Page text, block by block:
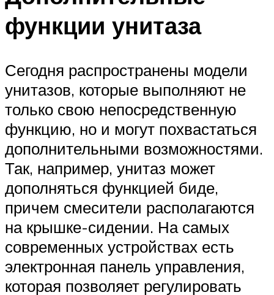
функции унитаза
Сегодня распространены модели
унитазов, которые выполняют не
только свою непосредственную
функцию, но и могут похвастаться
дополнительными возможностями.
Так, например, унитаз может
дополняться функцией биде,
причем смесители располагаются
на крышке-сидении. На самых
современных устройствах есть
электронная панель управления,
которая позволяет регулировать